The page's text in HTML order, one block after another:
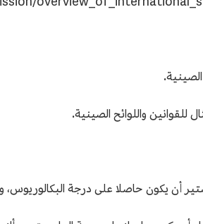
حاصلا على درجة البكالوريوس، وألا